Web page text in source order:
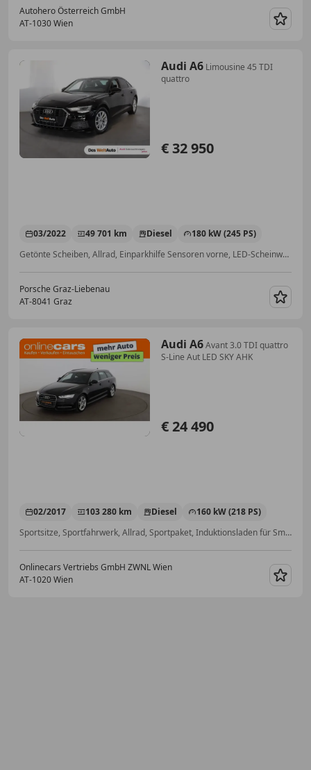
Autohero Österreich GmbH
AT-1030 Wien
Audi A6 Limousine 45 TDI
quattro
€ 32 950
03/2022 49 701 km Diesel
180 kW (245 PS)
Getönte Scheiben, Allrad, Einparkhilfe Sensoren vorne, LED-Scheinwerfer, Scheckheftgepflegt, Fahrerairbag, Regensensor, Pannenkit
Porsche Graz-Liebenau
AT-8041 Graz
Audi A6Avant 3.0 TDI quattro
S-Line Aut LED SKY AHK
€ 24 490
02/2017 103 280 km Diesel
160 kW (218 PS)
Sportsitze, Sportfahrwerk, Allrad, Sportpaket, Induktionsladen für Smartphones, Soundsystem, Panoramadach, Schaltwippen
Onlinecars Vertriebs GmbH ZWNL Wien
AT-1020 Wien